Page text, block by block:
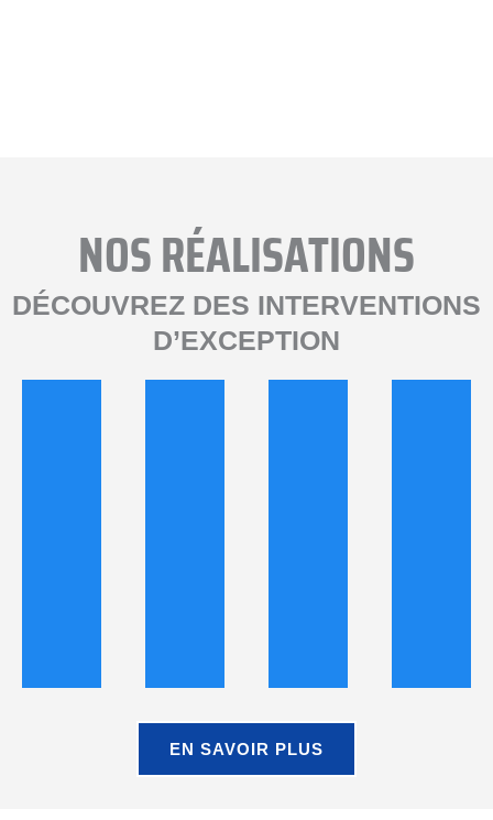
NOS RÉALISATIONS
DÉCOUVREZ DES INTERVENTIONS
D’EXCEPTION
EN SAVOIR PLUS